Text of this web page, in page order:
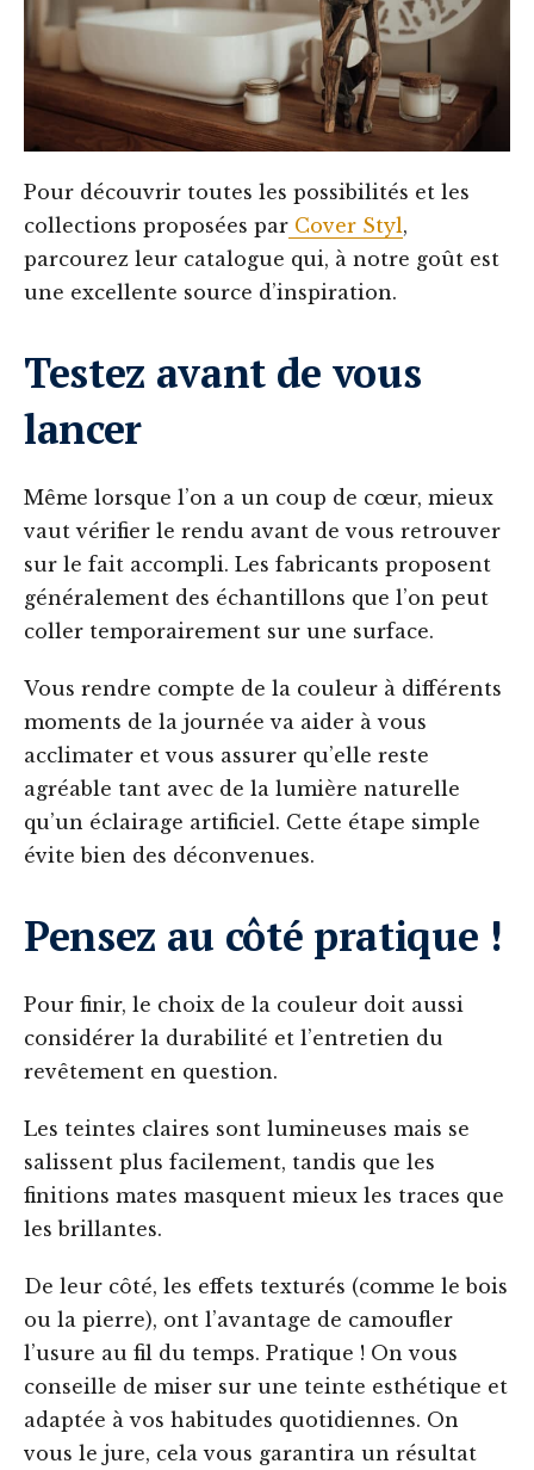
Pour découvrir toutes les possibilités et les
collections proposées par Cover Styl,
parcourez leur catalogue qui, à notre goût est
une excellente source d’inspiration.
Testez avant de vous
lancer
Même lorsque l’on a un coup de cœur, mieux
vaut vérifier le rendu avant de vous retrouver
sur le fait accompli. Les fabricants proposent
généralement des échantillons que l’on peut
coller temporairement sur une surface.
Vous rendre compte de la couleur à différents
moments de la journée va aider à vous
acclimater et vous assurer qu’elle reste
agréable tant avec de la lumière naturelle
qu’un éclairage artificiel. Cette étape simple
évite bien des déconvenues.
Pensez au côté pratique !
Pour finir, le choix de la couleur doit aussi
considérer la durabilité et l’entretien du
revêtement en question.
Les teintes claires sont lumineuses mais se
salissent plus facilement, tandis que les
finitions mates masquent mieux les traces que
les brillantes.
De leur côté, les effets texturés (comme le bois
ou la pierre), ont l’avantage de camoufler
l’usure au fil du temps. Pratique ! On vous
conseille de miser sur une teinte esthétique et
adaptée à vos habitudes quotidiennes. On
vous le jure, cela vous garantira un résultat